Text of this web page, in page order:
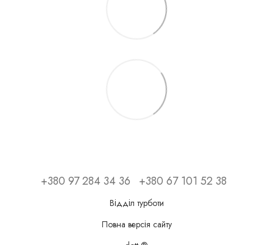
+380 97 284 34 36 +380 67 101 52 38
Відділ турботи
Повна версія сайту